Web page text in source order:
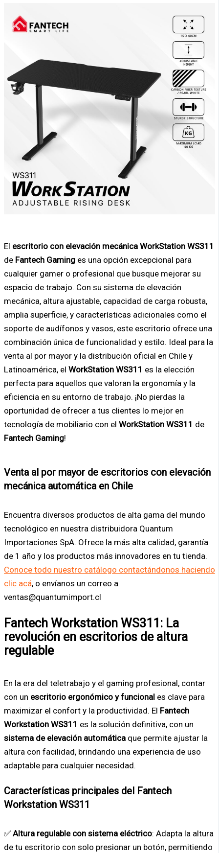
El escritorio con elevación mecánica WorkStation WS311
de Fantech Gaming es una opción excepcional para
cualquier gamer o profesional que busque mejorar su
espacio de trabajo. Con su sistema de elevación
mecánica, altura ajustable, capacidad de carga robusta,
amplia superficie, y características adicionales como el
soporte de audífonos y vasos, este escritorio ofrece una
combinación única de funcionalidad y estilo. Ideal para la
venta al por mayor y la distribución oficial en Chile y
Latinoamérica, el WorkStation WS311 es la elección
perfecta para aquellos que valoran la ergonomía y la
eficiencia en su entorno de trabajo. ¡No pierdas la
oportunidad de ofrecer a tus clientes lo mejor en
tecnología de mobiliario con el WorkStation WS311 de
Fantech Gaming!
Venta al por mayor de escritorios con elevación
mecánica automática en Chile
Encuentra diversos productos de alta gama del mundo
tecnológico en nuestra distribuidora Quantum
Importaciones SpA. Ofrece la más alta calidad, garantía
de 1 año y los productos más innovadores en tu tienda.
Conoce todo nuestro catálogo contactándonos haciendo
clic acá, o envíanos un correo a
ventas@quantumimport.cl
Fantech Workstation WS311: La
revolución en escritorios de altura
regulable
En la era del teletrabajo y el gaming profesional, contar
con un escritorio ergonómico y funcional es clave para
maximizar el confort y la productividad. El Fantech
Workstation WS311 es la solución definitiva, con un
sistema de elevación automática que permite ajustar la
altura con facilidad, brindando una experiencia de uso
adaptable para cualquier necesidad.
Características principales del Fantech
Workstation WS311
✅ Altura regulable con sistema eléctrico: Adapta la altura
de tu escritorio con solo presionar un botón, permitiendo